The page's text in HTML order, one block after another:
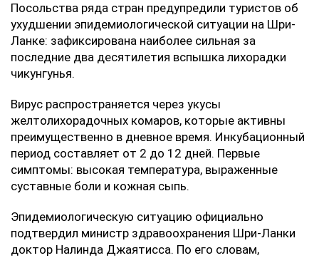
Посольства ряда стран предупредили туристов об
ухудшении эпидемиологической ситуации на Шри-
Ланке: зафиксирована наиболее сильная за
последние два десятилетия вспышка лихорадки
чикунгунья.
Вирус распространяется через укусы
желтолихорадочных комаров, которые активны
преимущественно в дневное время. Инкубационный
период составляет от 2 до 12 дней. Первые
симптомы: высокая температура, выраженные
суставные боли и кожная сыпь.
Эпидемиологическую ситуацию официально
подтвердил министр здравоохранения Шри-Ланки
доктор Налинда Джаятисса. По его словам,